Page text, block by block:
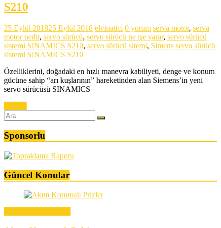
S210
25 Eylül 201825 Eylül 2018 elvinatici 0 yorum serva motor, serva
motor nedir, servo sürücü, servo sürücü ne işe yarar, servo sürücü
sistemi SINAMICS S210, servo sürücü sitemi, Simens servo sürücü
sistemi SINAMICS S210
Özelliklerini, doğadaki en hızlı manevra kabiliyeti, denge ve konum
gücüne sahip “arı kuşlarının” hareketinden alan Siemens’in yeni
servo sürücüsü SINAMICS
Sponsorlu
Güncel Konular